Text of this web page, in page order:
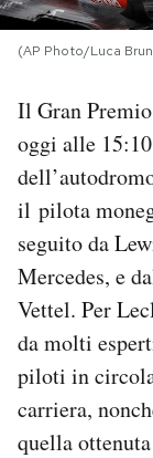
I MIEI
CALENDARIO
AREA
Area
Newsletter
Notifiche
Hai
Esci
(AP Photo/Luca
Il Gran
oggi alle
il pilota
seguito da
Mercedes, e
Vettel. Per
da molti
piloti in
carriera,
quella